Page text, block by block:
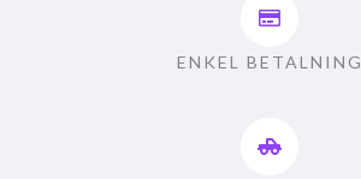
ENKEL BETALNING